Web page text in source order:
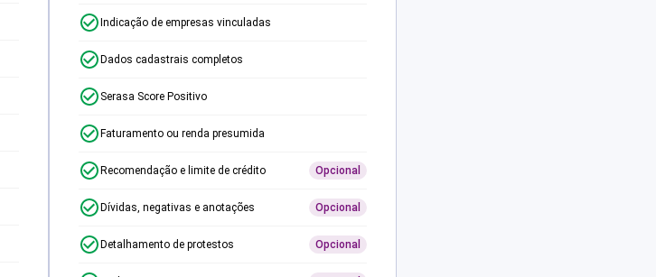
Indicação de empresas vinculadas
Dados cadastrais completos
Serasa Score Positivo
Faturamento ou renda presumida
Recomendação e limite de crédito Opcional
Dívidas, negativas e anotações Opcional
Detalhamento de protestos Opcional